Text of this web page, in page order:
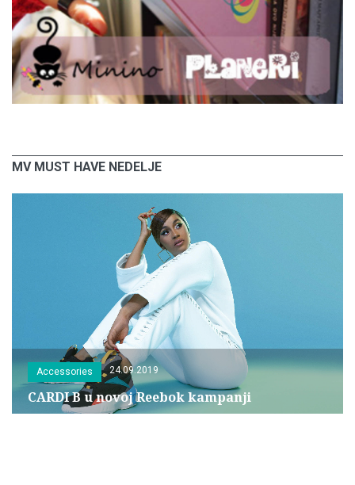
MV MUST HAVE NEDELJE
Accessories 24.09.2019
CARDI B u novoj Reebok kampanji